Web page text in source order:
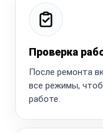
Проверка
После ремонта
все режимы,
работе.